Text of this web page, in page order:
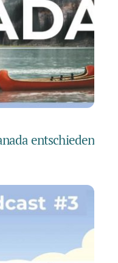
entschieden